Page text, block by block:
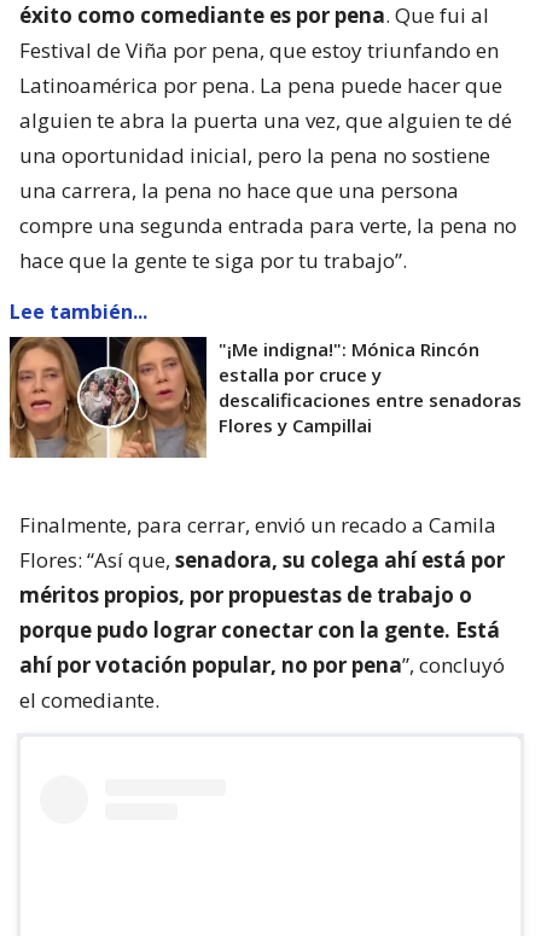
éxito como comediante es por pena. Que fui al
Festival de Viña por pena, que estoy triunfando en
Latinoamérica por pena. La pena puede hacer que
alguien te abra la puerta una vez, que alguien te dé
una oportunidad inicial, pero la pena no sostiene
una carrera, la pena no hace que una persona
compre una segunda entrada para verte, la pena no
hace que la gente te siga por tu trabajo”.
Lee también...
"¡Me indigna!": Mónica Rincón
estalla por cruce y
descalificaciones entre senadoras
Flores y Campillai
Finalmente, para cerrar, envió un recado a Camila
Flores: “Así que, senadora, su colega ahí está por
méritos propios, por propuestas de trabajo o
porque pudo lograr conectar con la gente. Está
ahí por votación popular, no por pena”, concluyó
el comediante.